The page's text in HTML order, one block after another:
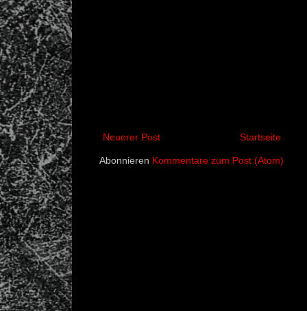
Neuerer Post Startseite
Abonnieren Kommentare zum Post (Atom)